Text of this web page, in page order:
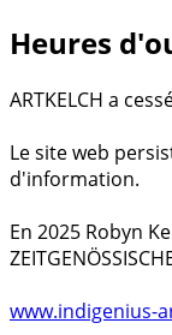
Heures
ARTKELCH a
Le site web
d'information.
En 2025 Robyn
www.indigenius-